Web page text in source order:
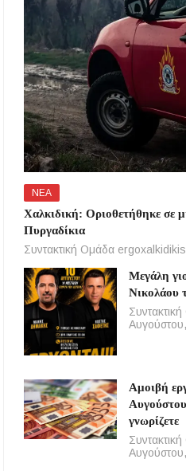
ΝΕΑ
Χαλκιδική: Οριοθετήθηκε σε
Πυργαδίκια
Συντακτική Ομάδα
Μεγάλη
Νικολάου
Αμοιβή
γνωρίζετε